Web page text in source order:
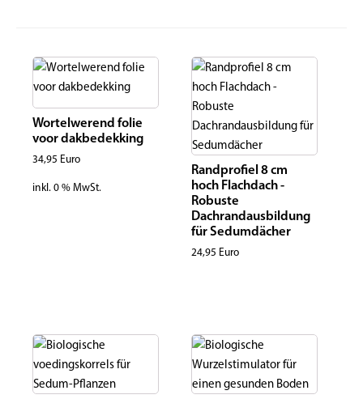
Wortelwerend folie
voor dakbedekking
34,95 Euro
inkl. 0 % MwSt.
Randprofiel 8 cm
hoch Flachdach -
Robuste
Dachrandausbildung
für Sedumdächer
24,95 Euro